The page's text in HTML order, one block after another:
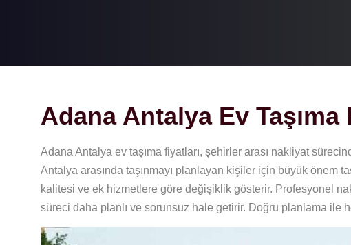
Adana Antalya Ev Taşıma
Adana Antalya ev taşıma fiyatları, şehirler arası nakliyat
Antalya arasında taşınmayı planlayan kişiler için büyük önem
kalitesi ve ek hizmetlere göre değişiklik gösterir. Profesyonel
süreci daha planlı ve sorunsuz hale getirir. Doğru planlama ile